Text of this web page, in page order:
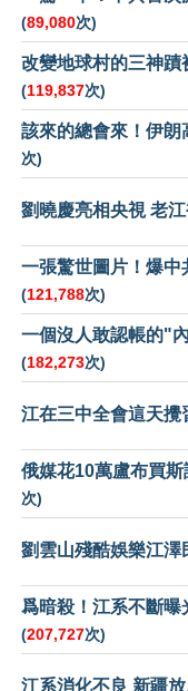
(89,080次)
改變地球村的三神蹟
(119,837次)
該來的總會來！伊朗
次)
劉曉慶亮相央視 老
一張驚世圖片！爆中
(121,788次)
一個沒人敢認帳的"
(182,273次)
江在三中全會這天攪
俄媒花10萬盧布買
次)
劉雲山殘酷娛樂江澤
爲暗殺！江系不斷曝
(207,727次)
江系消化不良 新疆